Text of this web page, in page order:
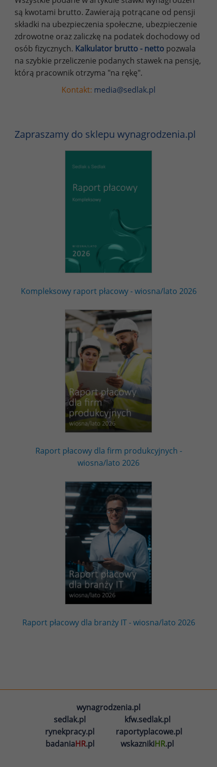
są kwotami brutto. Zawierają potrącane od pensji
składki na ubezpieczenia społeczne, ubezpieczenie
zdrowotne oraz zaliczkę na podatek dochodowy od
osób fizycznych. Kalkulator brutto - netto pozwala
na szybkie przeliczenie podanych stawek na pensję,
którą pracownik otrzyma "na rękę".
Kontakt: media@sedlak.pl
Zapraszamy do sklepu wynagrodzenia.pl
Kompleksowy raport płacowy - wiosna/lato 2026
Raport płacowy dla firm produkcyjnych -
wiosna/lato 2026
Raport płacowy dla branży IT - wiosna/lato 2026
wynagrodzenia.pl
sedlak.pl
kfw.sedlak.pl
rynekpracy.pl
raportyplacowe.pl
badaniaHR.pl wskaznikiHR.pl